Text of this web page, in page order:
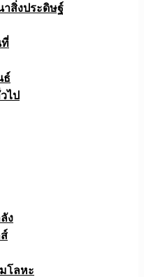
สิ่งประดิษฐ์
ที่
ธ์
ไป
ง
โลหะ